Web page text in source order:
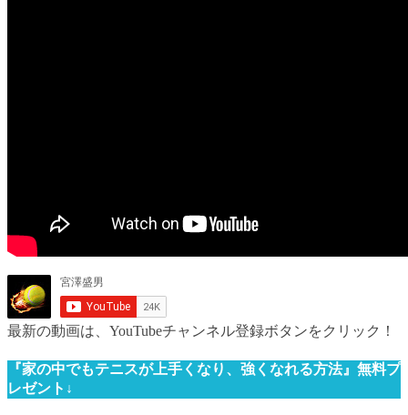
最新の動画は、YouTubeチャンネル登録ボタンをクリック！
『家の中でもテニスが上手くなり、強くなれる方法』無料プ
レゼント↓